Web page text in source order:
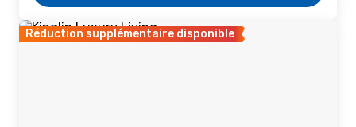
Réduction supplémentaire disponible